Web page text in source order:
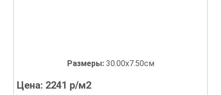
Размеры: 30.00x7.50см
Цена: 2241 р/м2